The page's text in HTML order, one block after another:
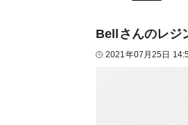
Bellさんのレジ
2021年07月25日